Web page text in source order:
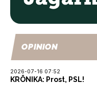
OPINION
2026-07-16 07:52
KRÖNIKA: Prost, PSL!